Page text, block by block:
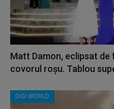
Matt Damon, eclipsat de
covorul roșu. Tablou
DIGI WORLD